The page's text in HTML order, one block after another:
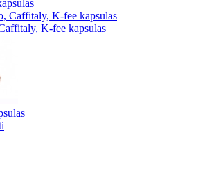
K-fee kapsulas